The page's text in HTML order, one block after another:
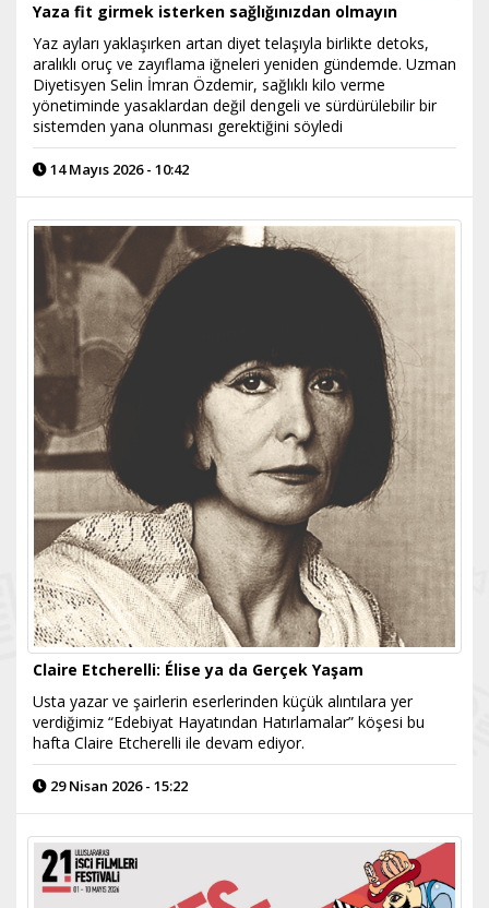
Yaza fit girmek isterken sağlığınızdan olmayın
Yaz ayları yaklaşırken artan diyet telaşıyla birlikte detoks,
aralıklı oruç ve zayıflama iğneleri yeniden gündemde. Uzman
Diyetisyen Selin İmran Özdemir, sağlıklı kilo verme
yönetiminde yasaklardan değil dengeli ve sürdürülebilir bir
sistemden yana olunması gerektiğini söyledi
14 Mayıs 2026 - 10:42
Claire Etcherelli: Élise ya da Gerçek Yaşam
Usta yazar ve şairlerin eserlerinden küçük alıntılara yer
verdiğimiz “Edebiyat Hayatından Hatırlamalar” köşesi bu
hafta Claire Etcherelli ile devam ediyor.
29 Nisan 2026 - 15:22